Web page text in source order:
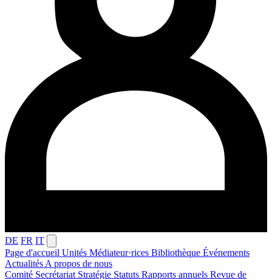
DE FR IT
Page d'accueil Unités Médiateur·rices Bibliothèque Événements
Actualités A propos de nous
Comité Secrétariat Stratégie Statuts Rapports annuels Revue de